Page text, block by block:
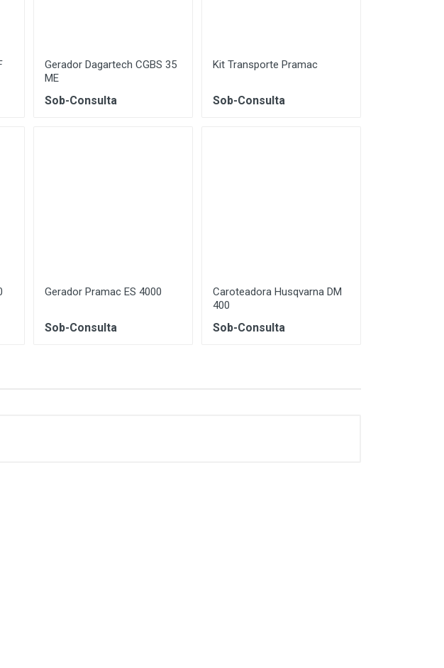
Gerador Dagartech CGBS 35
ME
Sob-Consulta
Kit Transporte Pramac
Sob-Consulta
Gerador Pramac ES 4000
Sob-Consulta
Caroteadora Husqvarna DM
400
Sob-Consulta